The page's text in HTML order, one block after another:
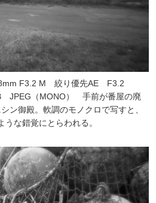
F3.2 M 絞り優先AE F3.2
（MONO） 手前が番屋の廃
ン御殿。軟調のモノクロで写すと、
うな錯覚にとらわれる。